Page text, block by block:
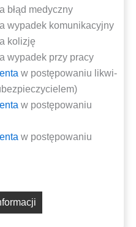
błąd medyczny
wypa­dek komunikacyjny
kolizję
wypa­dek przy pracy
w postę­po­wa­niu likwi­
w postę­po­wa­niu
w postę­po­wa­niu